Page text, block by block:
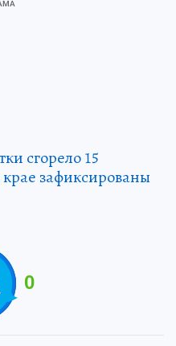
сгорело 15
зафиксированы
0